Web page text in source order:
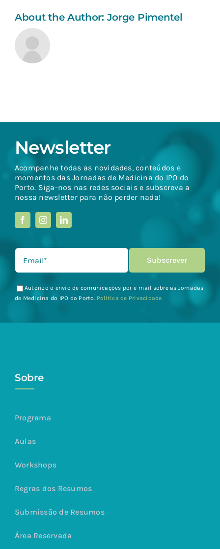
do
About the Author: Jorge Pimentel
Newsletter
Acompanhe todas as novidades, conteúdos e
momentos das Jornadas de Medicina do IPO do
Porto. Siga-nos nas redes sociais e subscreva a
nossa newsletter para não perder nada!
Autorizo o envio de comunicações por e-mail sobre as Jornadas
de Medicina do IPO do Porto. Política de Privacidade
Sobre
Programa
Aulas
Workshops
Regras dos Resumos
Submissão de Resumos
Área Reservada